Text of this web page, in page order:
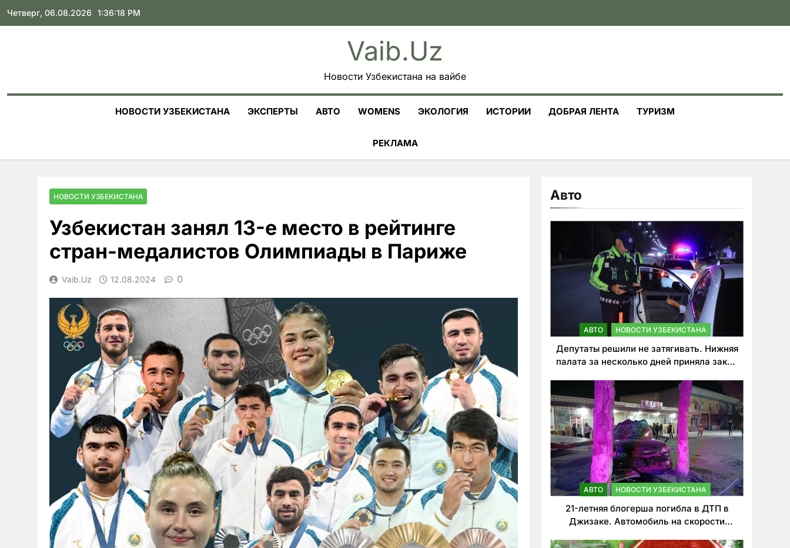
Skip
Четверг, 06.08.2026 1:36:20 PM
Vaib.uz
Новости Узбекистана на вайбе
НОВОСТИ УЗБЕКИСТАНА ЭКСПЕРТЫ АВТО WOMENS ЭКОЛОГИЯ ИСТОРИИ ДОБРАЯ ЛЕНТА ТУРИЗМ
РЕКЛАМА
НОВОСТИ УЗБЕКИСТАНА
Узбекистан занял 13-е место в рейтинге
стран-медалистов Олимпиады в Париже
Vaib.uz 12.08.2024 0
Авто
АВТО НОВОСТИ УЗБЕКИСТАНА
Депутаты решили не затягивать. Нижняя
палата за несколько дней приняла закон
нарушителей ПДД
АВТО НОВОСТИ УЗБЕКИСТАНА
21-летняя блогерша погибла в ДТП в
Джизаке. Автомобиль на скорости